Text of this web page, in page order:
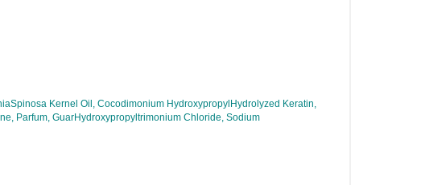
Kernel Oil, Cocodimonium HydroxypropylHydrolyzed Keratin,
Parfum, GuarHydroxypropyltrimonium Chloride, Sodium